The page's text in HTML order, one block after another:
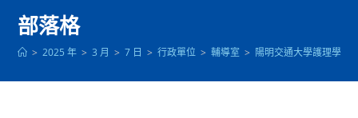
部落格
> 2025 年 > 3 月 > 7 日 > 行政單位 > 輔導室 > 陽明交通大學護理學系